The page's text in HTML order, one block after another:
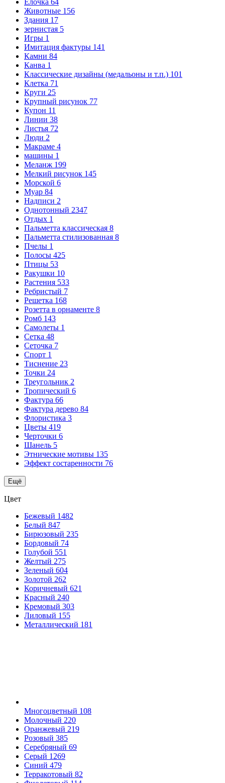
Елочка 64
Животные 156
Здания 17
зернистая 5
Игры 1
Имитация фактуры 141
Камни 84
Канва 1
Классические дизайны (медальоны и т.п.) 101
Клетка 71
Круги 25
Крупный рисунок 77
Купон 11
Линии 38
Листья 72
Люди 2
Макраме 4
машины 1
Меланж 199
Мелкий рисунок 145
Морской 6
Муар 84
Надписи 2
Однотонный 2347
Отдых 1
Пальметта классическая 8
Пальметта стилизованная 8
Пчелы 1
Полосы 425
Птицы 53
Ракушки 10
Растения 533
Ребристый 7
Решетка 168
Розетта в орнаменте 8
Ромб 143
Самолеты 1
Сетка 48
Сеточка 7
Спорт 1
Тиснение 23
Точки 24
Треугольник 2
Тропический 6
Фактура 66
Фактура дерево 84
Флористика 3
Цветы 419
Черточки 6
Шанель 5
Этнические мотивы 135
Эффект состаренности 76
Ещё
Цвет
Бежевый 1482
Белый 847
Бирюзовый 235
Бордовый 74
Голубой 551
Желтый 275
Зеленый 604
Золотой 262
Коричневый 621
Красный 240
Кремовый 303
Лиловый 155
Металлический 181
Многоцветный 108
Молочный 220
Оранжевый 219
Розовый 385
Серебряный 69
Серый 1269
Синий 479
Терракотовый 82